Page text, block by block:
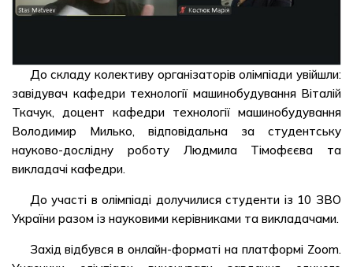
До складу колективу організаторів олімпіади увійшли:
завідувач кафедри технології машинобудування Віталій
Ткачук, доцент кафедри технології машинобудування
Володимир Милько, відповідальна за студентську
науково-дослідну роботу Людмила Тімофєєва та
викладачі кафедри.
До участі в олімпіаді долучилися студенти із 10 ЗВО
України разом із науковими керівниками та викладачами.
Захід відбувся в онлайн-форматі на платформі Zoom.